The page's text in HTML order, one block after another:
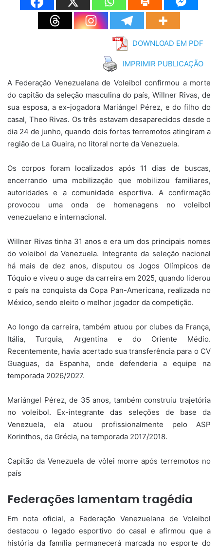
DOWNLOAD EM PDF
IMPRIMIR PUBLICAÇÃO
A Federação Venezuelana de Voleibol confirmou a morte
do capitão da seleção masculina do país, Willner Rivas, de
sua esposa, a ex-jogadora Mariángel Pérez, e do filho do
casal, Theo Rivas. Os três estavam desaparecidos desde o
dia 24 de junho, quando dois fortes terremotos atingiram a
região de La Guaira, no litoral norte da Venezuela.
Os corpos foram localizados após 11 dias de buscas,
encerrando uma mobilização que mobilizou familiares,
autoridades e a comunidade esportiva. A confirmação
provocou uma onda de homenagens no voleibol
venezuelano e internacional.
Willner Rivas tinha 31 anos e era um dos principais nomes
do voleibol da Venezuela. Integrante da seleção nacional
há mais de dez anos, disputou os Jogos Olímpicos de
Tóquio e viveu o auge da carreira em 2025, quando liderou
o país na conquista da Copa Pan-Americana, realizada no
México, sendo eleito o melhor jogador da competição.
Ao longo da carreira, também atuou por clubes da França,
Itália, Turquia, Argentina e do Oriente Médio.
Recentemente, havia acertado sua transferência para o CV
Guaguas, da Espanha, onde defenderia a equipe na
temporada 2026/2027.
Mariángel Pérez, de 35 anos, também construiu trajetória
no voleibol. Ex-integrante das seleções de base da
Venezuela, ela atuou profissionalmente pelo ASP
Korinthos, da Grécia, na temporada 2017/2018.
Capitão da Venezuela de vôlei morre após terremotos no
país
Federações lamentam tragédia
Em nota oficial, a Federação Venezuelana de Voleibol
destacou o legado esportivo do casal e afirmou que a
história da família permanecerá marcada no esporte do